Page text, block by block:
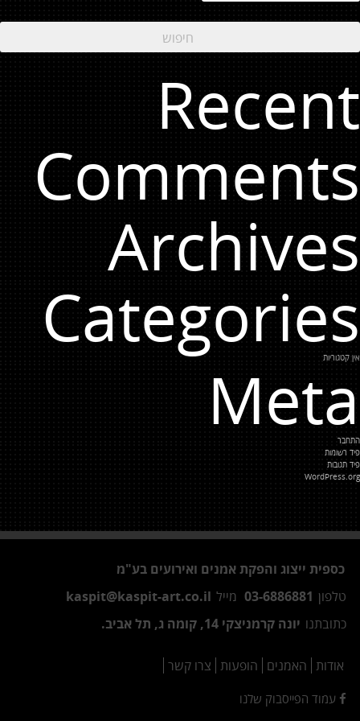
Recent
Comments
Archives
Categories
אין קטגוריות
Meta
התחבר
פיד רשומות
פיד תגובות
WordPress.org
כספית ייצוג והפקת אמנים ואירועים בע"מ
טלפון 03-6886881 מייל kaspit@kaspit-art.co.il
כתובתנו יונה קרמניצקי 14, קומה ג, תל אביב.
אודות האמנים הופעות צרו קשר
עמוד הפייסבוק שלנו